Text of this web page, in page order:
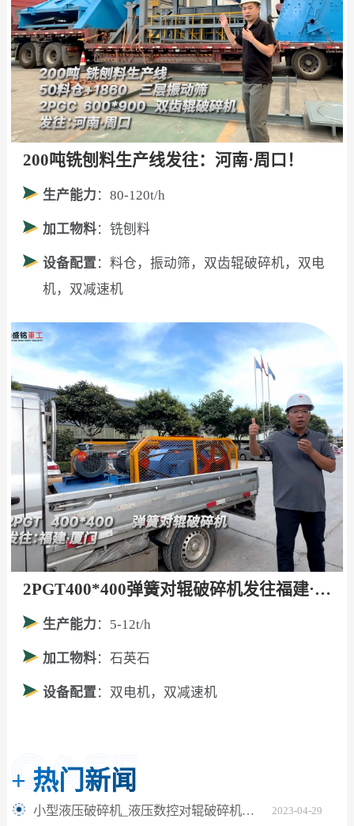
200吨铣刨料生产线发往：河南·周口！
生产能力 ：80-120t/h
加工物料：铣刨料
设备配置 ：料仓，振动筛，双齿辊破碎机，双电
机，双减速机
2PGT400*400弹簧对辊破碎机发往福建·厦门！
生产能力 ：5-12t/h
加工物料：石英石
设备配置 ：双电机，双减速机
+ 热门新闻
2023-04-29
小型液压破碎机_液压数控对辊破碎机_人工砂制砂设备